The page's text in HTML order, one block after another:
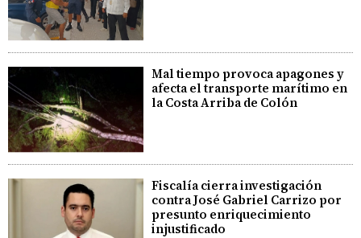
Mal tiempo provoca apagones y
afecta el transporte marítimo en
la Costa Arriba de Colón
Fiscalía cierra investigación
contra José Gabriel Carrizo por
presunto enriquecimiento
injustificado